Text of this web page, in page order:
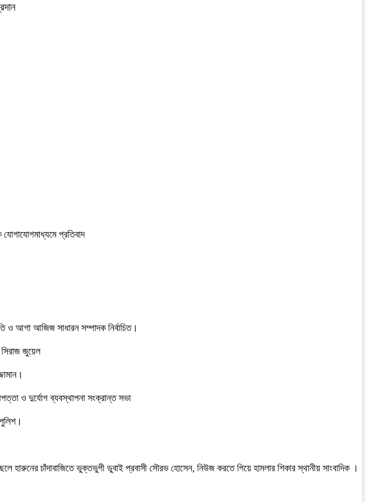
প্রতিবাদ
ও আগা আজিজ সাধারন সম্পাদক নির্বাচিত।
জুয়েল
ও দুর্যোগ ব্যবস্থাপনা সংক্রান্ত সভা
হারুনের চাঁদাবাজিতে ভুক্তভুগী ডুবাই প্রবাসী সৌরভ হোসেন, নিউজ করতে গিয়ে হামলার শিকার স্থানীয় সাংবাদিক ।